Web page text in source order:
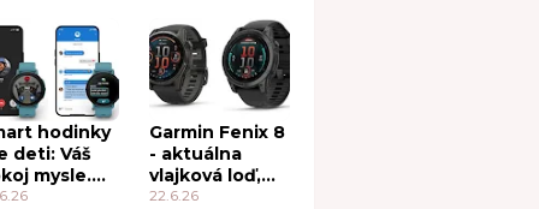
hodinky
deti: Váš
mysle.
Garmin Fenix 8
- aktuálna
vlajková loď,
oplatí sa?
22.6.26